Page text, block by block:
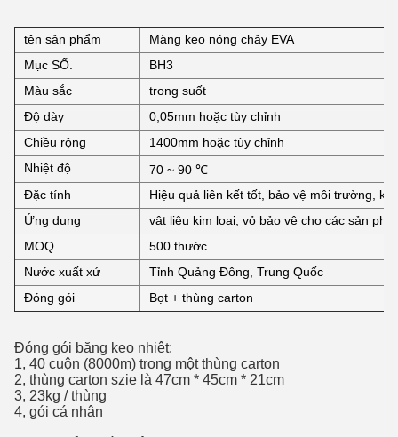
tên sản phẩm
Màng keo nóng chảy EVA
Mục SỐ.
BH3
Màu sắc
trong suốt
Độ dày
0,05mm hoặc tùy chỉnh
Chiều rộng
1400mm hoặc tùy chỉnh
Nhiệt độ
70 ~ 90 ℃
Đặc tính
Hiệu quả liên kết tốt, bảo vệ môi trường,
Ứng dụng
vật liệu kim loại, vỏ bảo vệ cho các sản
MOQ
500 thước
Nước xuất xứ
Tỉnh Quảng Đông, Trung Quốc
Đóng gói
Bọt + thùng carton
Đóng gói băng keo nhiệt:
1, 40 cuộn (8000m) trong một thùng carton
2, thùng carton szie là 47cm * 45cm * 21cm
3, 23kg / thùng
4, gói cá nhân